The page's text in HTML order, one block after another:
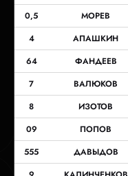
0,5
МОРЕВ
4
АПАШКИН
64
ФАНДЕЕВ
7
ВАЛЮКОВ
8
ИЗОТОВ
09
ПОПОВ
555
ДАВЫДОВ